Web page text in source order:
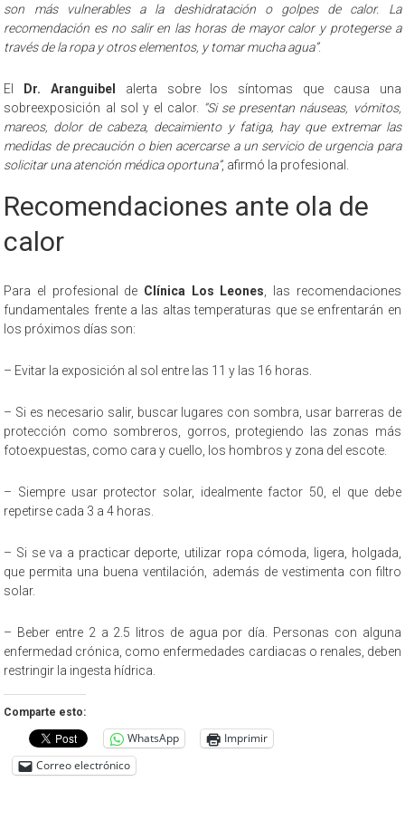
son más vulnerables a la deshidratación o golpes de calor. La
recomendación es no salir en las horas de mayor calor y protegerse a
través de la ropa y otros elementos, y tomar mucha agua”.
El Dr. Aranguibel
alerta sobre los síntomas que causa una
sobreexposición al sol y el calor. “Si se presentan náuseas, vómitos,
mareos, dolor de cabeza, decaimiento y fatiga, hay que extremar las
medidas de precaución o bien acercarse a un servicio de urgencia para
solicitar una atención médica oportuna”, afirmó la profesional.
Recomendaciones ante ola de
calor
Para el profesional de Clínica Los Leones , las recomendaciones
fundamentales frente a las altas temperaturas que se enfrentarán en
los próximos días son:
– Evitar la exposición al sol entre las 11 y las 16 horas.
– Si es necesario salir, buscar lugares con sombra, usar barreras de
protección como sombreros, gorros, protegiendo las zonas más
fotoexpuestas, como cara y cuello, los hombros y zona del escote.
– Siempre usar protector solar, idealmente factor 50, el que debe
repetirse cada 3 a 4 horas.
– Si se va a practicar deporte, utilizar ropa cómoda, ligera, holgada,
que permita una buena ventilación, además de vestimenta con filtro
solar.
– Beber entre 2 a 2.5 litros de agua por día. Personas con alguna
enfermedad crónica, como enfermedades cardiacas o renales, deben
restringir la ingesta hídrica.
Comparte esto:
WhatsApp
Imprimir
Correo electrónico